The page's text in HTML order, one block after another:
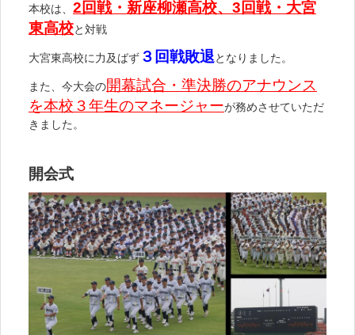
本校は、 2回戦・新座柳瀬高校、3回戦・大宮
東高校と対戦
大宮東高校に力及ばず ３回戦敗退となりました。
また、今大会の開幕試合・準決勝のアナウンス
を本校３年生のマネージャーが務めさせていただ
きました。
開会式